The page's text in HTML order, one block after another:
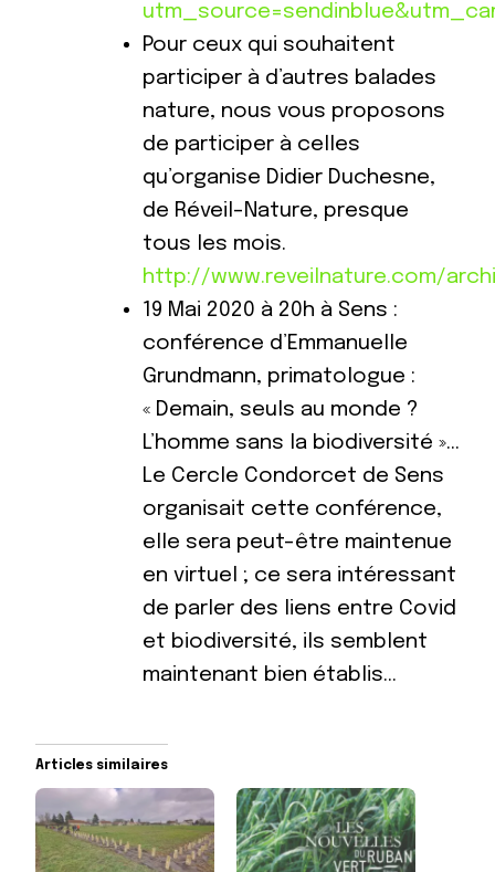
Pour ceux qui souhaitent
participer à d’autres balades
nature, nous vous proposons
de participer à celles
qu’organise Didier Duchesne,
de Réveil-Nature, presque
tous les mois.
http://www.reveilnature.com/
19 Mai 2020 à 20h à Sens :
conférence d’Emmanuelle
Grundmann, primatologue :
« Demain, seuls au monde ?
L’homme sans la biodiversité »…
Le Cercle Condorcet de Sens
organisait cette conférence,
elle sera peut-être maintenue
en virtuel ; ce sera intéressant
de parler des liens entre Covid
et biodiversité, ils semblent
maintenant bien établis…
Articles similaires